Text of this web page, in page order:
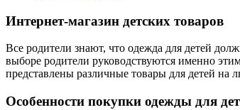
Интернет-магазин детских товаров
Все родители знают, что одежда для детей
выборе родители руководствуются именно
представлены различные товары для детей на
Особенности покупки одежды для